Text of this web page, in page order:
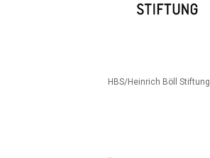
HBS/Heinrich Böll Stiftung